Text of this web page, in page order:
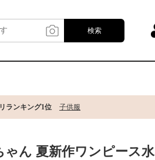
検索
ランキング1位 子供服
ゃん 夏新作ワンピース水